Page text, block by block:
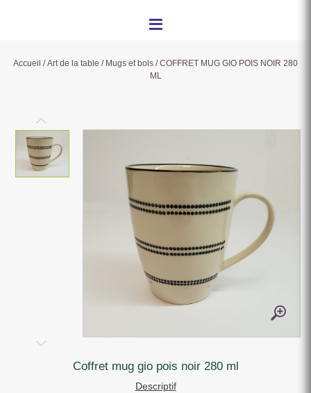
Accueil /Art de la table / Mugs et bols / COFFRET MUG GIO POIS NOIR 280
ML
coffret mug gio pois noir 280 ml
Descriptif